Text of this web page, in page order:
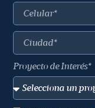
Proyecto de Interés*